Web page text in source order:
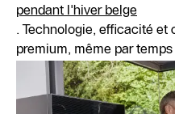
pendant l'hiver belge
. Technologie, efficacité et
premium, même par temps